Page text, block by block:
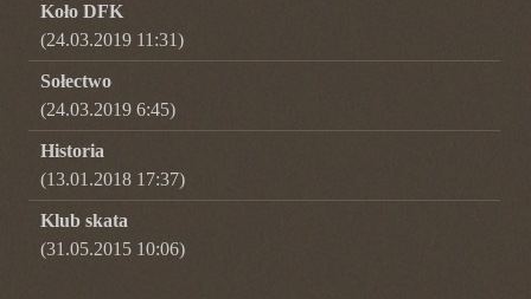
Koło DFK
(24.03.2019 11:31)
Sołectwo
(24.03.2019 6:45)
Historia
(13.01.2018 17:37)
Klub skata
(31.05.2015 10:06)